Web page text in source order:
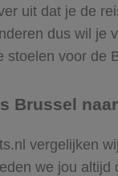
uit dat je de
dus wil je
stoelen voor de
Brussel
vergelijken
we jou